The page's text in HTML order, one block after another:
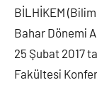
BİLHİKEM
Bahar Dönemi
25 Şubat 2017
Fakültesi